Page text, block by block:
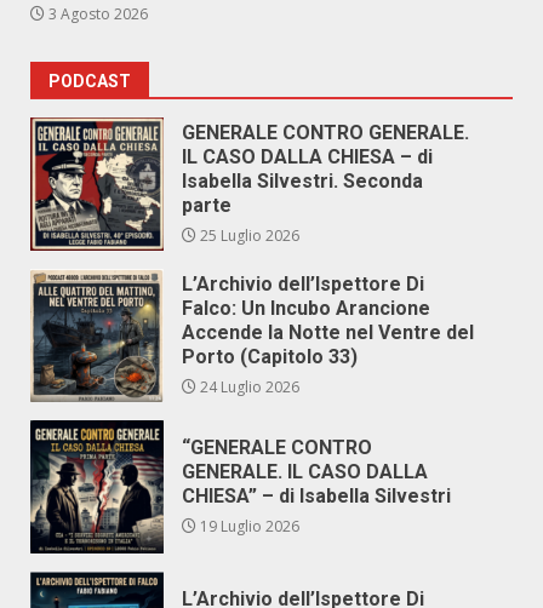
3 Agosto 2026
PODCAST
GENERALE CONTRO GENERALE.
IL CASO DALLA CHIESA – di
Isabella Silvestri. Seconda
parte
25 Luglio 2026
L’Archivio dell’Ispettore Di
Falco: Un Incubo Arancione
Accende la Notte nel Ventre del
Porto (Capitolo 33)
24 Luglio 2026
“GENERALE CONTRO
GENERALE. IL CASO DALLA
CHIESA” – di Isabella Silvestri
19 Luglio 2026
L’Archivio dell’Ispettore Di